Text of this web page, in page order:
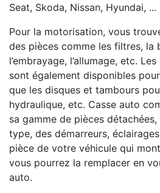
Seat, Skoda, Nissan, Hyundai, ...
Pour la motorisation, vous
des pièces comme les filtres, la
l’embrayage, l’allumage, etc.
sont également disponibles
que les disques et tambours
hydraulique, etc. Casse auto
sa gamme de pièces
type, des démarreurs,
pièce de votre véhicule qui
vous pourrez la remplacer en
auto.